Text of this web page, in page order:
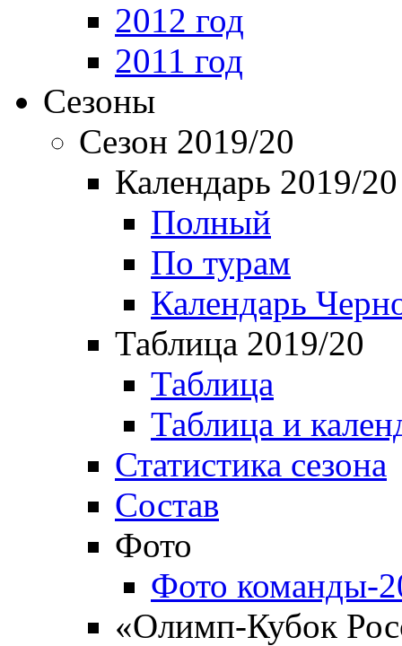
2012 год
2011 год
Сезоны
Сезон 2019/20
Календарь 2019/20
Полный
По турам
Календарь
Таблица 2019/20
Таблица
Таблица и
Статистика сезона
Состав
Фото
Фото команды-
«Олимп-Кубок